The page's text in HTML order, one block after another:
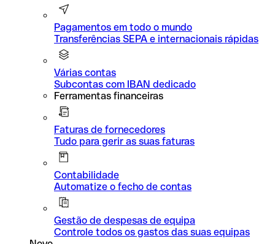
Pagamentos em todo o mundo
Transferências SEPA e internacionais rápidas
Várias contas
Subcontas com IBAN dedicado
Ferramentas financeiras
Faturas de fornecedores
Tudo para gerir as suas faturas
Contabilidade
Automatize o fecho de contas
Gestão de despesas de equipa
Controle todos os gastos das suas equipas